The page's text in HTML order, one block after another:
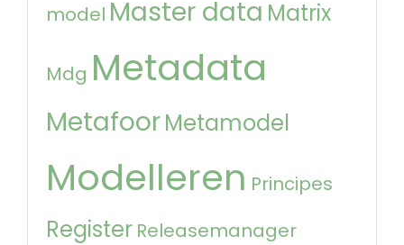
model Master data Matrix
Mdg Metadata
MetafoorMetamodel
Modelleren Principes
Register Releasemanager